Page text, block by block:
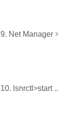
9. Net Manager
10. lsnrctl>start